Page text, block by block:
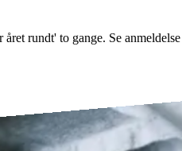
rundt' to gange. Se